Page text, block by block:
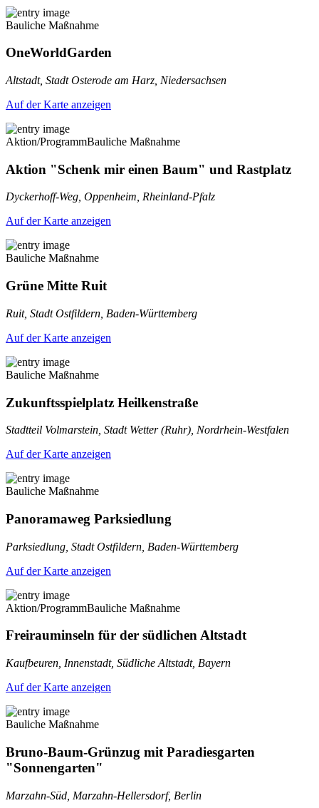
Bauliche Maßnahme
OneWorldGarden
Altstadt, Stadt Osterode am Harz, Niedersachsen
Auf der Karte anzeigen
Aktion/ProgrammBauliche Maßnahme
Aktion "Schenk mir einen Baum" und Rastplatz
Dyckerhoff-Weg, Oppenheim, Rheinland-Pfalz
Auf der Karte anzeigen
Bauliche Maßnahme
Grüne Mitte Ruit
Ruit, Stadt Ostfildern, Baden-Württemberg
Auf der Karte anzeigen
Bauliche Maßnahme
Zukunftsspielplatz Heilkenstraße
Stadtteil Volmarstein, Stadt Wetter (Ruhr), Nordrhein-Westfalen
Auf der Karte anzeigen
Bauliche Maßnahme
Panoramaweg Parksiedlung
Parksiedlung, Stadt Ostfildern, Baden-Württemberg
Auf der Karte anzeigen
Aktion/ProgrammBauliche Maßnahme
Freirauminseln für der südlichen Altstadt
Kaufbeuren, Innenstadt, Südliche Altstadt, Bayern
Auf der Karte anzeigen
Bauliche Maßnahme
Bruno-Baum-Grünzug mit Paradiesgarten
"Sonnengarten"
Marzahn-Süd, Marzahn-Hellersdorf, Berlin